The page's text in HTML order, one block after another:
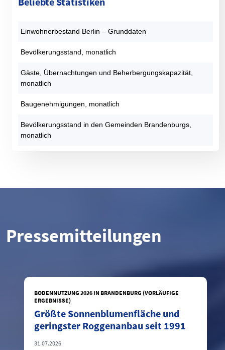
Einwohnerbestand Berlin – Grunddaten
Bevölkerungsstand, monatlich
Gäste, Übernachtungen und Beherbergungskapazität,
monatlich
Baugenehmigungen, monatlich
Bevölkerungsstand in den Gemeinden Brandenburgs,
monatlich
Pressemitteilungen
BODENNUTZUNG 2026 IN BRANDENBURG (VORLÄUFIGE
ERGEBNISSE)
Größte Sonnenblumenfläche und
geringster Roggenanbau seit 1991
31.07.2026